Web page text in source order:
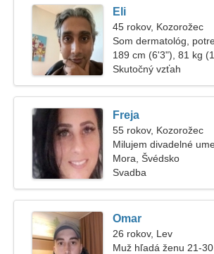
Eli
45 rokov, Kozorožec
Som dermatológ,
189 cm (6'3"), 81 kg
Skutočný vzťah
Freja
55 rokov, Kozorožec
Milujem divadelné
Mora, Švédsko
Svadba
Omar
26 rokov, Lev
Muž hľadá ženu 21-30